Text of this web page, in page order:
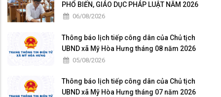
PHỔ BIẾN, GIÁO DỤC PHÁP LUẬT NĂM 2026
06/08/2026
Thông báo lịch tiếp công dân của Chủ tịch
UBND xã Mỹ Hòa Hưng tháng 08 năm 2026
05/08/2026
Thông báo lịch tiếp công dân của Chủ tịch
UBND xã Mỹ Hòa Hưng tháng 07 năm 2026